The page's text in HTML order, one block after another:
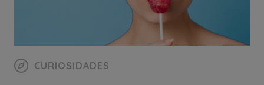
CURIOSIDADES